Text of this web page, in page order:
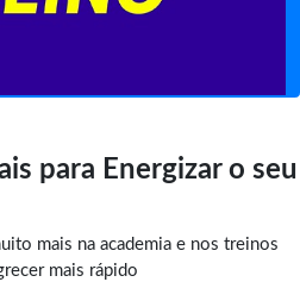
para Energizar o seu
mais na academia e nos treinos
mais rápido